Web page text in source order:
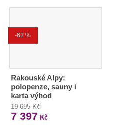
-62 %
Rakouské Alpy:
polopenze, sauny i
karta výhod
19 695 Kč
7 397 Kč